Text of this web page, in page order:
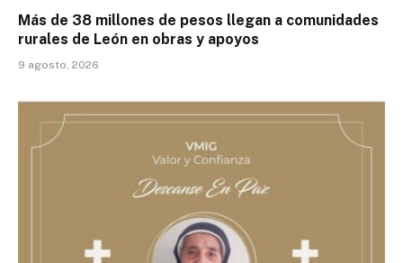
Más de 38 millones de pesos llegan a comunidades
rurales de León en obras y apoyos
9 agosto, 2026